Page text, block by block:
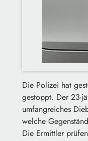
Die Polizei hat
gestoppt. Der 23-
umfangreiches
welche
Die Ermittler